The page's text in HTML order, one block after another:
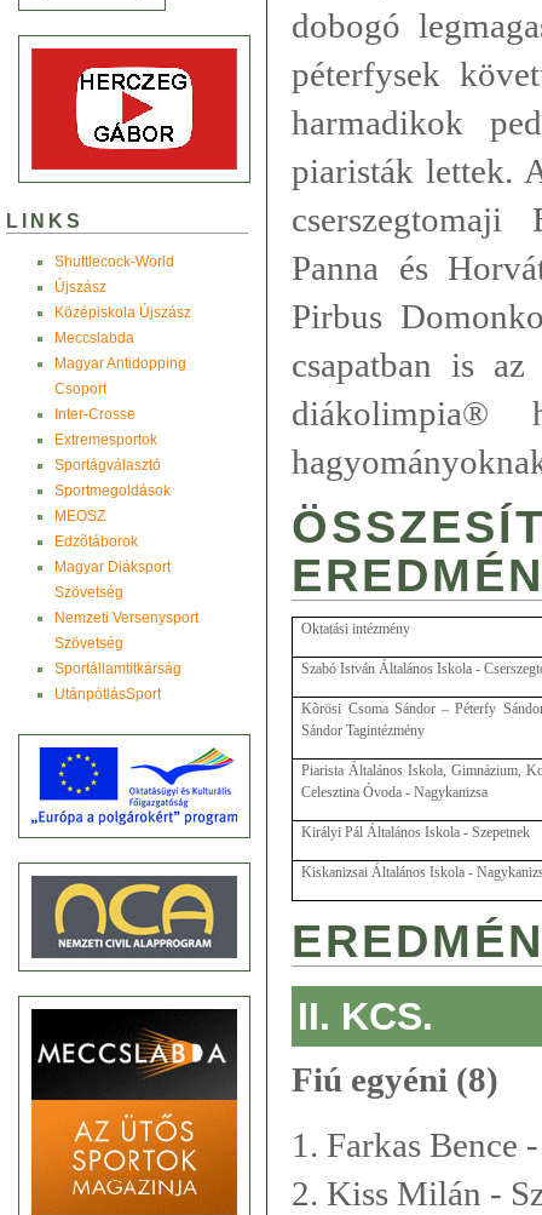
LINKS
Shuttlecock-World
Újszász
Középiskola Újszász
Meccslabda
Magyar Antidopping
Csoport
Inter-Crosse
Extremesportok
Sportágválasztó
Sportmegoldások
MEOSZ
Edzõtáborok
Magyar Diáksport
Szövetség
Nemzeti Versenysport
Szövetség
Sportállamtitkárság
UtánpótlásSport
dobogó
péterfysek
harmadikok
piaristák lettek.
cserszegtomaji
Panna és
Pirbus
csapatban is
diákolimpia®
Oktatási intézmény
Szabó István Általános Iskola -
Kõrösi Csoma Sándor – Péterfy
Sándor Tagintézmény
Piarista Általános Iskola, Gimnázium,
Celesztina Óvoda - Nagykanizsa
Királyi Pál Általános Iskola - Szepetnek
Kiskanizsai Általános Iskola -
II. KCS.
Fiú egyéni (8)
1. Farkas Bence
2. Kiss Milán -